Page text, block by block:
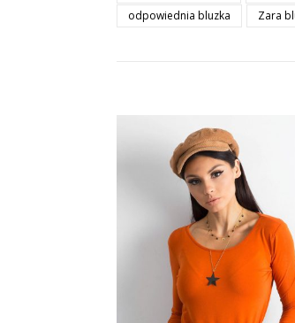
odpowiednia bluzka
Zara